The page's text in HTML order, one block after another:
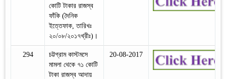
কোটি টাকার রাজস্ব
ফাঁকি (দৈনিক
ইত্তেফাক, তারিখঃ
২০/০৮/২০১৭খ্রীঃ)।
294
চট্টগ্রাম কাস্টমসে
মামলা থেকে ৭১ কোটি
টাকা রাজস্ব আদায়
20-08-2017